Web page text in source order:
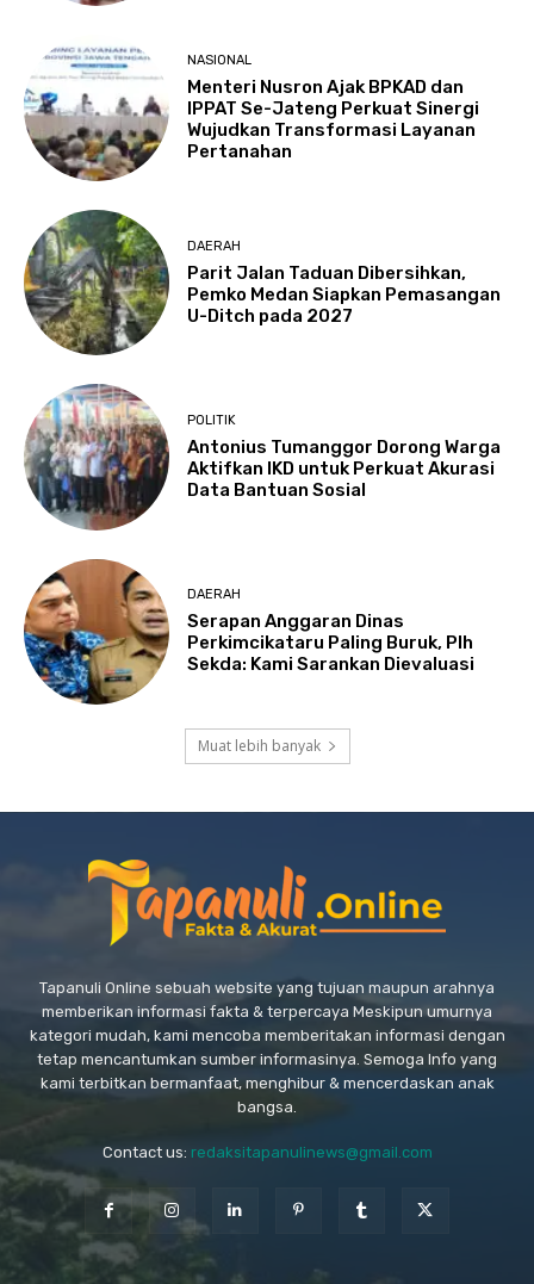
NASIONAL
Menteri Nusron Ajak BPKAD dan
IPPAT Se-Jateng Perkuat Sinergi
Wujudkan Transformasi Layanan
Pertanahan
DAERAH
Parit Jalan Taduan Dibersihkan,
Pemko Medan Siapkan Pemasangan
U-Ditch pada 2027
POLITIK
Antonius Tumanggor Dorong Warga
Aktifkan IKD untuk Perkuat Akurasi
Data Bantuan Sosial
DAERAH
Serapan Anggaran Dinas
Perkimcikataru Paling Buruk, Plh
Sekda: Kami Sarankan Dievaluasi
Muat lebih banyak
Tapanuli Online sebuah website yang tujuan maupun arahnya
memberikan informasi fakta & terpercaya Meskipun umurnya
kategori mudah, kami mencoba memberitakan informasi dengan
tetap mencantumkan sumber informasinya. Semoga Info yang
kami terbitkan bermanfaat, menghibur & mencerdaskan anak
bangsa.
Contact us: redaksitapanulinews@gmail.com